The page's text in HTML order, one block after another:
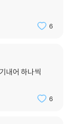
6
내어 하나씩
6